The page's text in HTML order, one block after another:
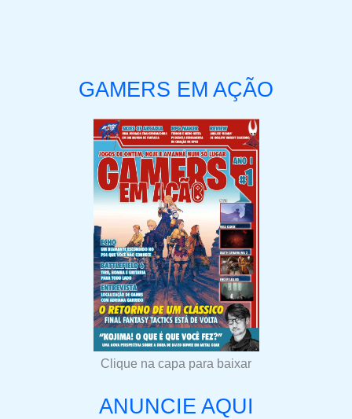
GAMERS EM AÇÃO
Clique na capa para baixar
ANUNCIE AQUI